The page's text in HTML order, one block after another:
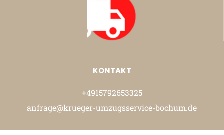
KONTAKT
+4915792653325
anfrage@krueger-umzugsservice-bochum.de